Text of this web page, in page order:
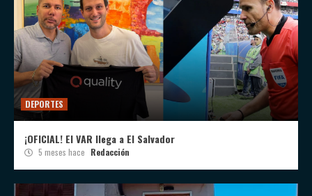
DEPORTES
¡OFICIAL! El VAR llega a El Salvador
5 meses hace Redacción